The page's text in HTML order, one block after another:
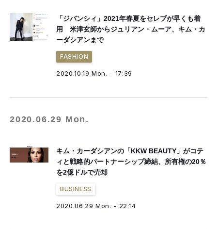
「ジバンシィ」2021年春夏をセレブが早くも着
用 米津玄師からジュリアン・ムーア、キム・カ
ーダシアンまで
FASHION
2020.10.19 Mon. - 17:39
2020.06.29 Mon.
キム・カーダシアンの「KKW BEAUTY」がコテ
ィと戦略的パートナーシップ締結、所有権の20％
を2億ドルで売却
BUSINESS
2020.06.29 Mon. - 22:14